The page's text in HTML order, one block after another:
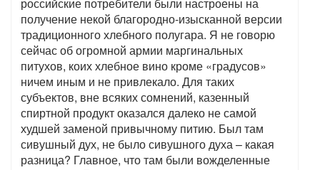
получение некой благородно-изысканной версии
традиционного хлебного полугара. Я не говорю
сейчас об огромной армии маргинальных
питухов, коих хлебное вино кроме «градусов»
ничем иным и не привлекало. Для таких
субъектов, вне всяких сомнений, казенный
спиртной продукт оказался далеко не самой
худшей заменой привычному питию. Был там
сивушный дух, не было сивушного духа – какая
разница? Главное, что там были вожделенные